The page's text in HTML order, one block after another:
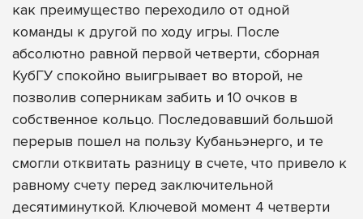
как преимущество переходило от одной
команды к другой по ходу игры. После
абсолютно равной первой четверти, сборная
КубГУ спокойно выигрывает во второй, не
позволив соперникам забить и 10 очков в
собственное кольцо. Последовавший большой
перерыв пошел на пользу Кубаньэнерго, и те
смогли отквитать разницу в счете, что привело к
равному счету перед заключительной
десятиминуткой. Ключевой момент 4 четверти